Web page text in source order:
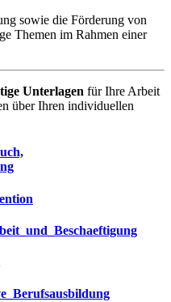
sowie die Förderung von
Themen im Rahmen einer
Unterlagen für Ihre Arbeit
über Ihren individuellen